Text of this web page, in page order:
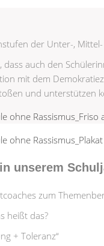
der Unter-,
auch den
mit dem
und unterstützen
unserem
zum
heißt das?
+ Toleranz“